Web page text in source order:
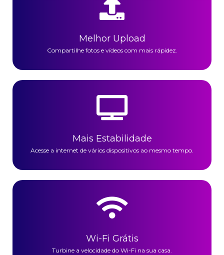
Melhor Upload
Compartilhe fotos e vídeos com mais rápidez.
Mais Estabilidade
Acesse a internet de vários dispositivos ao mesmo tempo.
Wi-Fi Grátis
Turbine a velocidade do Wi-Fi na sua casa.